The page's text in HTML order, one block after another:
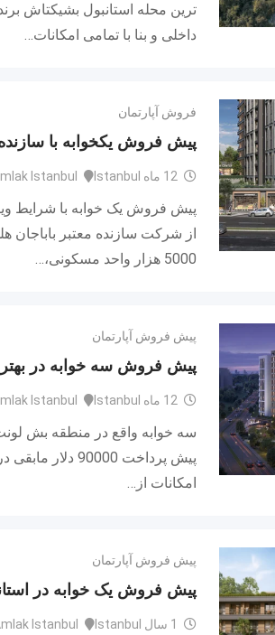
ترین محله استانبول بشیکتاش
داخلی و بنا با تمامی امکانات…
فروش آپارتمان
پیش فروش یکخوابه با سازنده
12 ماه ago Istanbul Istanbul
از شرکت سازنده معتبر باباجان
5000 هزار واحد مسکونی،…
پیش فروش آپارتمان
پیش فروش سه خوابه در
12 ماه ago Istanbul Istanbul
سه خوابه واقع در منطقه بش
پیش پرداخت
امکانات از…
پیش فروش آپارتمان
پیش فروش یک خوابه در
1 سال ago Istanbul Istanbul